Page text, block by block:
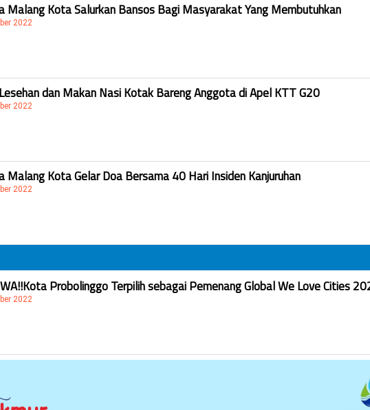
Malang Kota Salurkan Bansos Bagi Masyarakat Yang Membutuhkan
2022
dan Makan Nasi Kotak Bareng Anggota di Apel KTT G20
2022
Malang Kota Gelar Doa Bersama 40 Hari Insiden Kanjuruhan
2022
Probolinggo Terpilih sebagai Pemenang Global We Love Cities
2022